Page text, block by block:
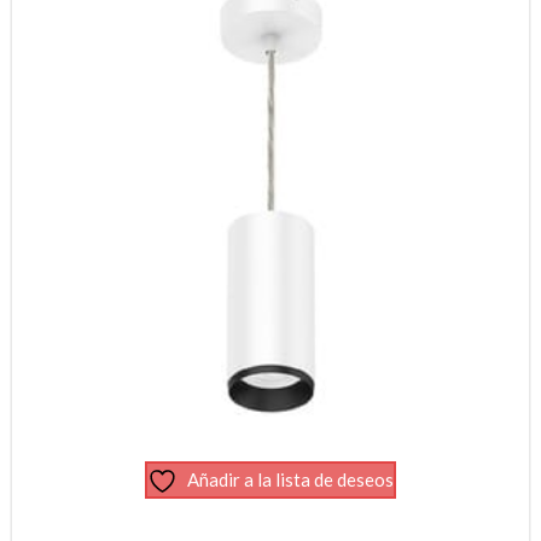
Añadir a la lista de deseos